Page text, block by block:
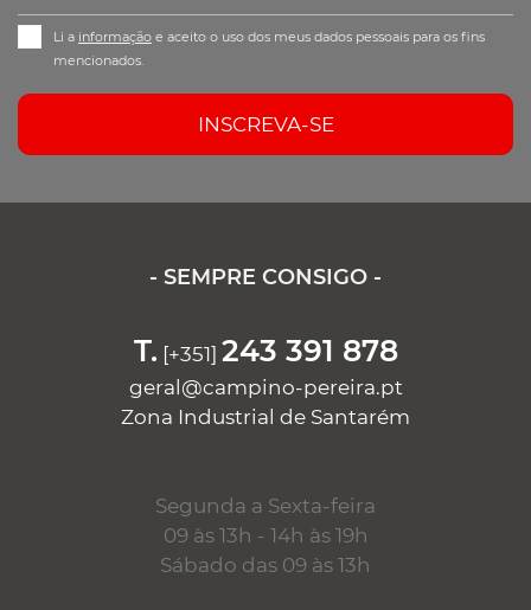
Li a informação e aceito o uso dos meus dados pessoais para os fins
mencionados.
INSCREVA-SE
- SEMPRE CONSIGO -
T. [+351] 243 391 878
geral@campino-pereira.pt
Zona Industrial de Santarém
Segunda a Sexta-feira
09 às 13h - 14h às 19h
Sábado das 09 às 13h